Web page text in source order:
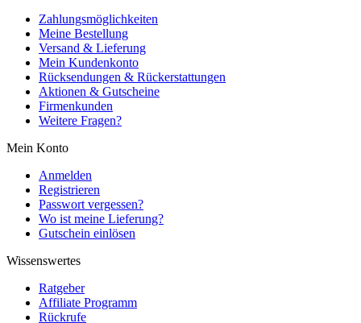
Zahlungsmöglichkeiten
Meine Bestellung
Versand & Lieferung
Mein Kundenkonto
Rücksendungen & Rückerstattungen
Aktionen & Gutscheine
Firmenkunden
Weitere Fragen?
Mein Konto
Anmelden
Registrieren
Passwort vergessen?
Wo ist meine Lieferung?
Gutschein einlösen
Wissenswertes
Ratgeber
Affiliate Programm
Rückrufe